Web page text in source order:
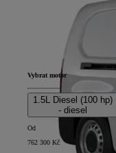
Vybrat motor
1.5L Diesel (100 hp)
- diesel
Od
762 300 Kč